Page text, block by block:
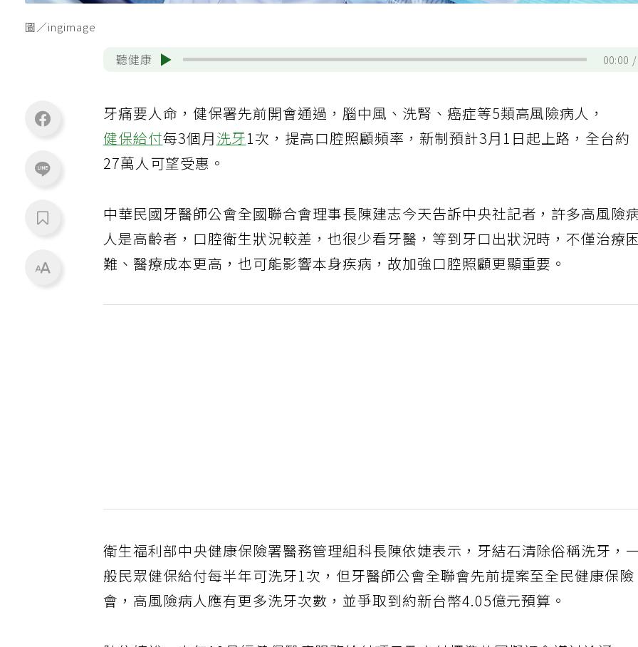
圖／ingimage
聽健康 00:00
牙痛要人命，健保署先前開會通過，腦中風、洗腎、癌症等5類高風險病人，
健保給付每3個月洗牙1次，提高口腔照顧頻率，新制預計3月1日起上路，全台約
27萬人可望受惠。
中華民國牙醫師公會全國聯合會理事長陳建志今天告訴中央社記者，許多高風險
人是高齡者，口腔衛生狀況較差，也很少看牙醫，等到牙口出狀況時，不僅治療
難、醫療成本更高，也可能影響本身疾病，故加強口腔照顧更顯重要。
衛生福利部中央健康保險署醫務管理組科長陳依婕表示，牙結石清除俗稱洗牙，
般民眾健保給付每半年可洗牙1次，但牙醫師公會全聯會先前提案至全民健康保險
會，高風險病人應有更多洗牙次數，並爭取到約新台幣4.05億元預算。